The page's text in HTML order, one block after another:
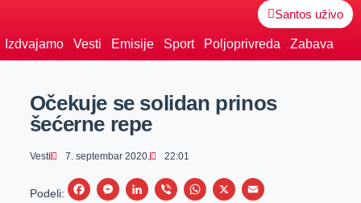
Santos uživo
Izdvajamo Vesti Emisije Sport Poljoprivreda Zabava
Očekuje se solidan prinos
šećerne repe
Vesti 7. septembar 2020. 22:01
Podeli:
F
M
L
V
W
X
E